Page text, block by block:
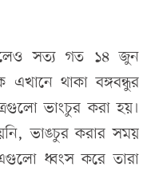
সত্য গত ১৪ জুন
এখানে থাকা বঙ্গবন্ধুর
ভাংচুর করা হয়।
ভাঙচুর করার সময়
ধ্বংস করে তারা